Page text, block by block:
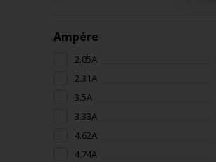
Ampére
2.05A
2.31A
3.5A
3.33A
4.62A
4.74A